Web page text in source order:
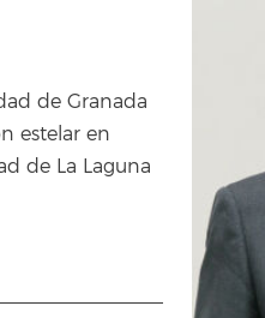
de Granada
estelar en
de La Laguna